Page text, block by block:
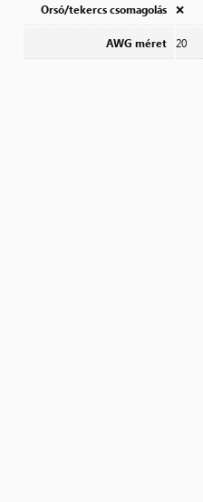
Orsó/tekercs csomagolás ❌
AWG méret 20